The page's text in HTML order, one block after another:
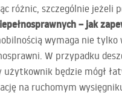
różnic, szczególnie jeżeli
– jak
wymaga nie
W przypadku
będzie mógł
na ruchomym